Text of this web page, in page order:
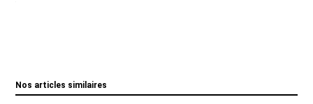
Nos articles similaires